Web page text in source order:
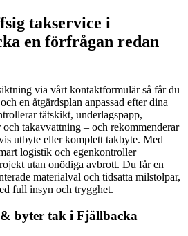
takservice i
en förfrågan redan
via vårt kontaktformulär så får du
en åtgärdsplan anpassad efter dina
tätskikt, underlagspapp,
takavvattning – och rekommenderar
utbyte eller komplett takbyte. Med
logistik och egenkontroller
utan onödiga avbrott. Du får en
materialval och tidsatta milstolpar,
full insyn och trygghet.
byter tak i Fjällbacka